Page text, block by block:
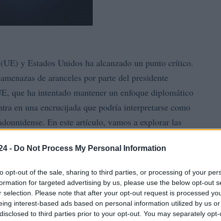
- Do Not Process My Personal Information
opt-out of the sale, sharing to third parties, or processing of your
for targeted advertising by us, please use the below opt-out
selection. Please note that after your opt-out request is processed
interest-based ads based on personal information utilized by us
to third parties prior to your opt-out. You may separately
y Estados Unidos ha alcanzado un punto crítico.
de aranceles por parte del presidente
que ha intentado mantener un enfoque diplomático
en una encrucijada que podría interpretarse como
En este artículo, vamos a explorar las
para ambos lados.
en las negociaciones
confrontativo, ha dejado claro que su enfoque es el
las promesas de un acuerdo favorable han sido